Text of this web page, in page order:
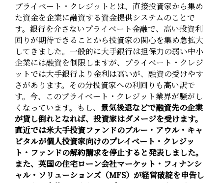
プライベート・クレジットとは、直接投資家から集め
た資金を企業に融資する資金提供システムのことで
す。銀行を介さないプライベート金融で、高い投資利
回りが期待できることから投資家の関心を集め急拡大
してきました。一般的に大手銀行は担保力の弱い中小
企業には融資を制限しますが、プライベート・クレジ
ットでは大手銀行より金利は高いが、融資の受けやす
さがあります。その分投資家への利回りも高い訳で
す。今、このプライベート・クレジット業界が騒がし
くなっています。もし、 景気後退などで融資先の企業
が貸し倒れとなれば、投資家はダメージを受けます。
直近では米大手投資ファンドのブルー・アウル・キャ
ピタルが個人投資家向けのプレイべート・クレジッ
ト・ファンドの解約請求を停止すると発表しました。
また、英国の住宅ローン会社マーケット・フィナンシ
ャル・ソリューションズ（MFS）が経営破綻を申告し